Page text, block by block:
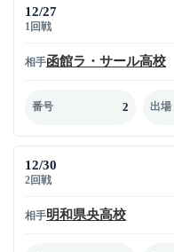
12/27
1回戦
相手函館ラ・サール高校
番号 2 出場
12/30
2回戦
相手明和県央高校